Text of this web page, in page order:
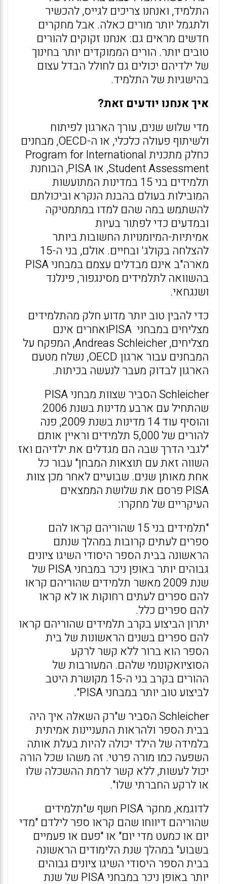
התלמיד, ואנחנו צריכים לגייס, להכשיר
ולתגמל יותר מורים כאלה. אבל מחקרים
חדשים מראים גם: אנחנו זקוקים להורים
טובים יותר. הורים הממוקדים יותר בחינוך
של ילדיהם יכולים גם לחולל הבדל עצום
בהישגיות של התלמיד.
איך אנחנו יודעים זאת?
מדי שלוש שנים, עורך הארגון לפיתוח
ולשיתוף פעולה כלכלי, או ה-OECD, מבחנים
כחלק מתכנית Program for International
Student Assessment, או PISA, הבוחנת
תלמידים בני 15 במדינות המתועשות
המובילות בעולם בהבנת הנקרא וביכולתם
להשתמש במה שהם למדו במתמטיקה
ובמדעים כדי לפתור בעיות
אמיתיות-המיומנויות החשובות ביותר
להצלחה בקולג' ובחיים. אולם, בני ה-15
מארה"ב אינם מבדלים עצמם במבחני PISA
בהשוואה לתלמידים מסינגפור, פינלנד
ושנגחאי.
כדי להבין טוב יותר מדוע חלק מהתלמידים
מצליחים במבחני PISAואחרים אינם
מצליחים, Andreas Schleicher, המפקח על
המבחנים עבור ארגון OECD, נשלח מטעם
הארגון לבדוק מעבר לנעשה בכיתות.
Schleicher הסביר שצוות מבחני PISA
שהתחיל עם ארבע מדינות בשנת 2006
והוסיף עוד 14 מדינות בשנת 2009, פנה
להורים של 5,000 תלמידים וראיין אותם
"לגבי הדרך שבה הם מגדלים את ילדיהם ואז
השווה זאת עם תוצאות המבחן" עבור כל
אחת מאותן שנים. שבועיים לאחר מכן צוות
PISA פרסם את שלושת הממצאים
העיקריים של מחקרו:
"תלמידים בני 15 שהוריהם קראו להם
ספרים לעתים קרובות במהלך שנתם
הראשונה בבית הספר היסודי השיגו ציונים
גבוהים יותר באופן ניכר במבחני PISA של
שנת 2009 מאשר תלמידים שהוריהם קראו
להם ספרים לעתים רחוקות או לא קראו
להם ספרים כלל.
יתרון הביצוע בקרב תלמידים שהוריהם קראו
להם ספרים בשנים הראשונות של בית
הספר הוא ברור ללא קשר לרקע
הסוציואקונומי שלהם. המעורבות של
ההורים בקרב בני ה-15 מקושרת היטב
לביצוע טוב יותר במבחני PISA".
Schleicher הסביר ש"רק השאלה איך היה
בבית הספר ולהראות התעניינות אמיתית
בלמידה של הילד יכולה להיות בעלת אותה
השפעה כמו מורה פרטי. זה משהו שכל הורה
יכול לעשות, ללא קשר לרמת ההשכלה שלו
או לרקע החברתי שלו".
לדוגמא, מחקר PISA חשף ש"תלמידים
שהוריהם דיווחו שהם קראו ספר לילדם "מדי
יום או כמעט מדי יום" או "פעם או פעמיים
בשבוע" במהלך שנת הלימודים הראשונה
בבית הספר היסודי השיגו ציונים גבוהים
יותר באופן ניכר במבחני PISA של שנת